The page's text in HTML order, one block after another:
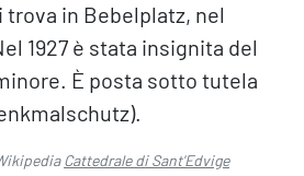
in Bebelplatz, nel
1927 è stata insignita del
È posta sotto tutela
Cattedrale di Sant'Edvige